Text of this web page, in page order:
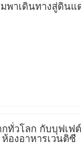
มพาเดินทางสู่ดินแ
ทั่วโลก กับบุฟเฟ
องอาหารเวนติซี